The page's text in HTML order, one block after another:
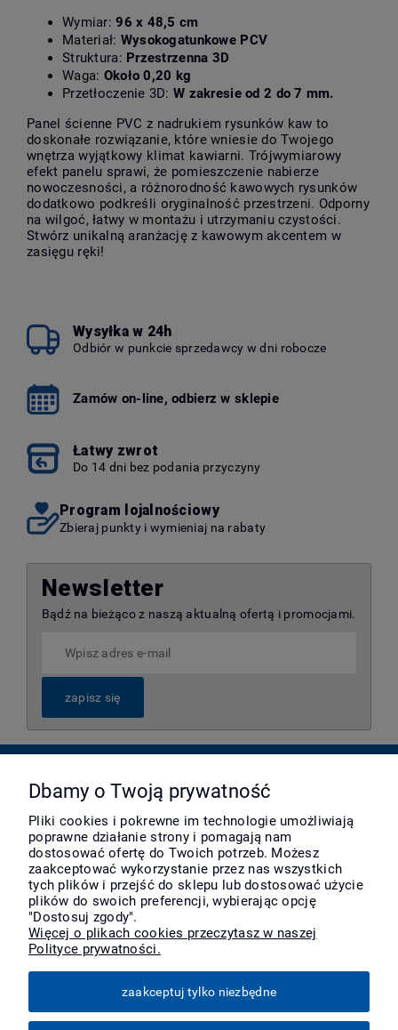
Wymiar:96 x 48,5 cm
Materiał: Wysokogatunkowe PCV
Struktura: Przestrzenna 3D
Waga: Około 0,20 kg
Przetłoczenie 3D:W zakresie od 2 do 7 mm.
Panel ścienne PVC z nadrukiem rysunków kaw to
doskonałe rozwiązanie, które wniesie do Twojego
wnętrza wyjątkowy klimat kawiarni. Trójwymiarowy
efekt panelu sprawi, że pomieszczenie nabierze
nowoczesności, a różnorodność kawowych rysunków
dodatkowo podkreśli oryginalność przestrzeni. Odporny
na wilgoć, łatwy w montażu i utrzymaniu czystości.
Stwórz unikalną aranżację z kawowym akcentem w
zasięgu ręki!
Wysyłka w 24h
Odbiór w punkcie sprzedawcy w dni robocze
Zamów on-line, odbierz w sklepie
Łatwy zwrot
Do 14 dni bez podania przyczyny
Program lojalnościowy
Zbieraj punkty i wymieniaj na rabaty
Newsletter
Bądź na bieżąco z naszą aktualną ofertą i promocjami.
zapisz się
Pomoc
Moje konto
Płatności i dostawa
O nas
Dbamy o Twoją prywatność
Pliki cookies i pokrewne im technologie umożliwiają
poprawne działanie strony i pomagają nam
dostosować ofertę do Twoich potrzeb. Możesz
zaakceptować wykorzystanie przez nas wszystkich
tych plików i przejść do sklepu lub dostosować użycie
plików do swoich preferencji, wybierając opcję
"Dostosuj zgody".
Więcej o plikach cookies przeczytasz w naszej
Polityce prywatności.
zaakceptuj tylko niezbędne